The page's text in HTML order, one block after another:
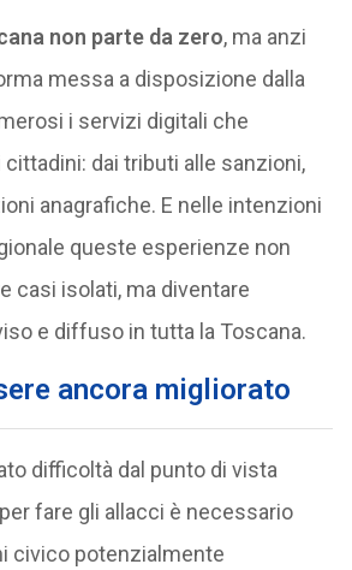
non parte da zero, ma anzi
messa a disposizione dalla
i servizi digitali che
dai tributi alle sanzioni,
anagrafiche. E nelle intenzioni
queste esperienze non
casi isolati, ma diventare
e diffuso in tutta la Toscana.
ancora migliorato
difficoltà dal punto di vista
fare gli allacci è necessario
civico potenzialmente